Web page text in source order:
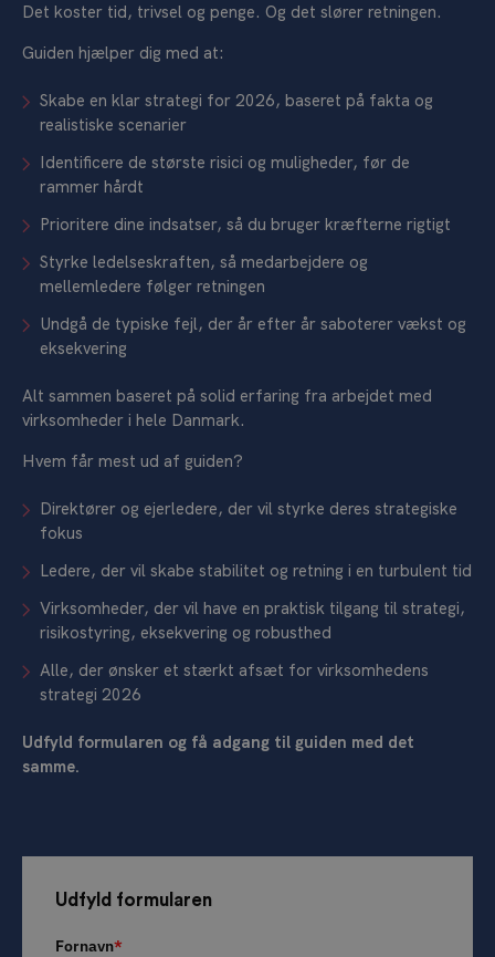
Det koster tid, trivsel og penge. Og det slører retningen.
Guiden hjælper dig med at:
Skabe en klar strategi for 2026, baseret på fakta og
realistiske scenarier
Identificere de største risici og muligheder, før de
rammer hårdt
Prioritere dine indsatser, så du bruger kræfterne rigtigt
Styrke ledelseskraften, så medarbejdere og
mellemledere følger retningen
Undgå de typiske fejl, der år efter år saboterer vækst og
eksekvering
Alt sammen baseret på solid erfaring fra arbejdet med
virksomheder i hele Danmark.
Hvem får mest ud af guiden?
Direktører og ejerledere, der vil styrke deres strategiske
fokus
Ledere, der vil skabe stabilitet og retning i en turbulent tid
Virksomheder, der vil have en praktisk tilgang til strategi,
risikostyring, eksekvering og robusthed
Alle, der ønsker et stærkt afsæt for virksomhedens
strategi 2026
Udfyld formularen og få adgang til guiden med det
samme.
Udfyld formularen
Fornavn*